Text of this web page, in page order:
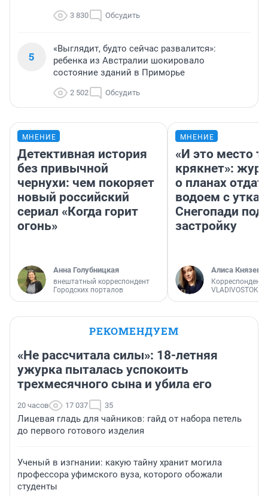
3 830 Обсудить
5
«Выглядит, будто сейчас развалится»:
ребенка из Австралии шокировало
состояние зданий в Приморье
2 502 Обсудить
МНЕНИЕ
Детективная история
без привычной
чернухи: чем покоряет
новый российский
сериал «Когда горит
огонь»
Анна Голубницкая
внештатный корреспондент
Городских порталов
МНЕНИЕ
«И это место
крякнет»:
о планах
водоем с
Снегопади под
застройку
Алиса Князева
Корреспондент
РЕКОМЕНДУЕМ
«Не рассчитала силы»: 18-летняя
ужурка пыталась успокоить
трехмесячного сына и убила его
20 часов 17 037 35
Лицевая гладь для чайников: гайд от набора петель
до первого готового изделия
Ученый в изгнании: какую тайну хранит могила
профессора уфимского вуза, которого обожали
студенты